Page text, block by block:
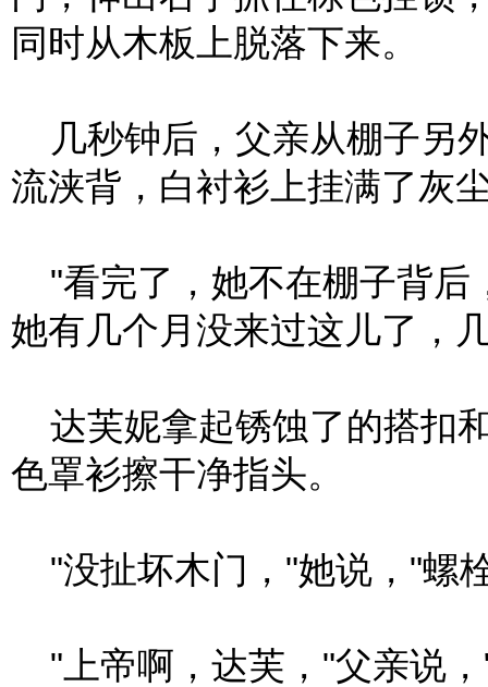
同时从木板上脱落下来。
几秒钟后，父亲从棚子另
流浃背，白衬衫上挂满了灰
"看完了，她不在棚子背后
她有几个月没来过这儿了，
达芙妮拿起锈蚀了的搭扣
色罩衫擦干净指头。
"没扯坏木门，"她说，"螺
"上帝啊，达芙，"父亲说